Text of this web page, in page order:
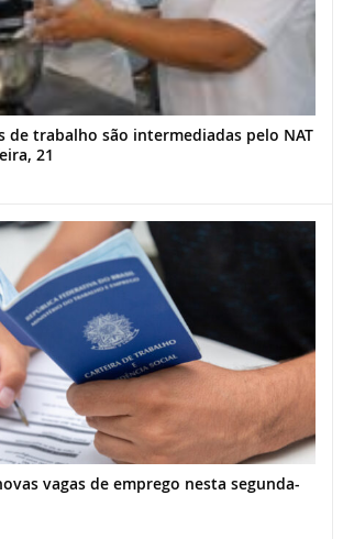
de trabalho são intermediadas pelo NAT
21
vagas de emprego nesta segunda-